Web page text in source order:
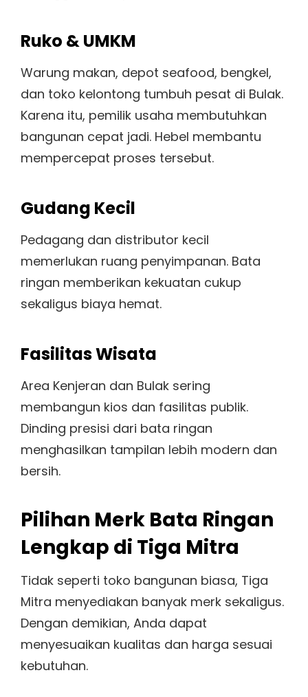
Ruko & UMKM
Warung makan, depot seafood, bengkel,
dan toko kelontong tumbuh pesat di Bulak.
Karena itu, pemilik usaha membutuhkan
bangunan cepat jadi. Hebel membantu
mempercepat proses tersebut.
Gudang Kecil
Pedagang dan distributor kecil
memerlukan ruang penyimpanan. Bata
ringan memberikan kekuatan cukup
sekaligus biaya hemat.
Fasilitas Wisata
Area Kenjeran dan Bulak sering
membangun kios dan fasilitas publik.
Dinding presisi dari bata ringan
menghasilkan tampilan lebih modern dan
bersih.
Pilihan Merk Bata Ringan
Lengkap di Tiga Mitra
Tidak seperti toko bangunan biasa, Tiga
Mitra menyediakan banyak merk sekaligus.
Dengan demikian, Anda dapat
menyesuaikan kualitas dan harga sesuai
kebutuhan.